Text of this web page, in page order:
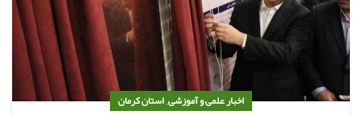
اخبار علمی و آموزشی,استان کرمان